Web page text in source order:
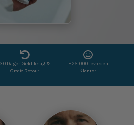
30 Dagen Geld Terug &
Gratis Retour
+25.000 Tevreden
Klanten